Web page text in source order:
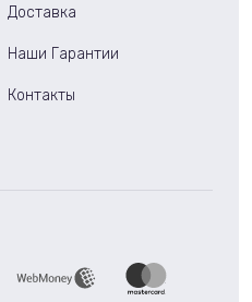
Доставка
Наши Гарантии
Контакты